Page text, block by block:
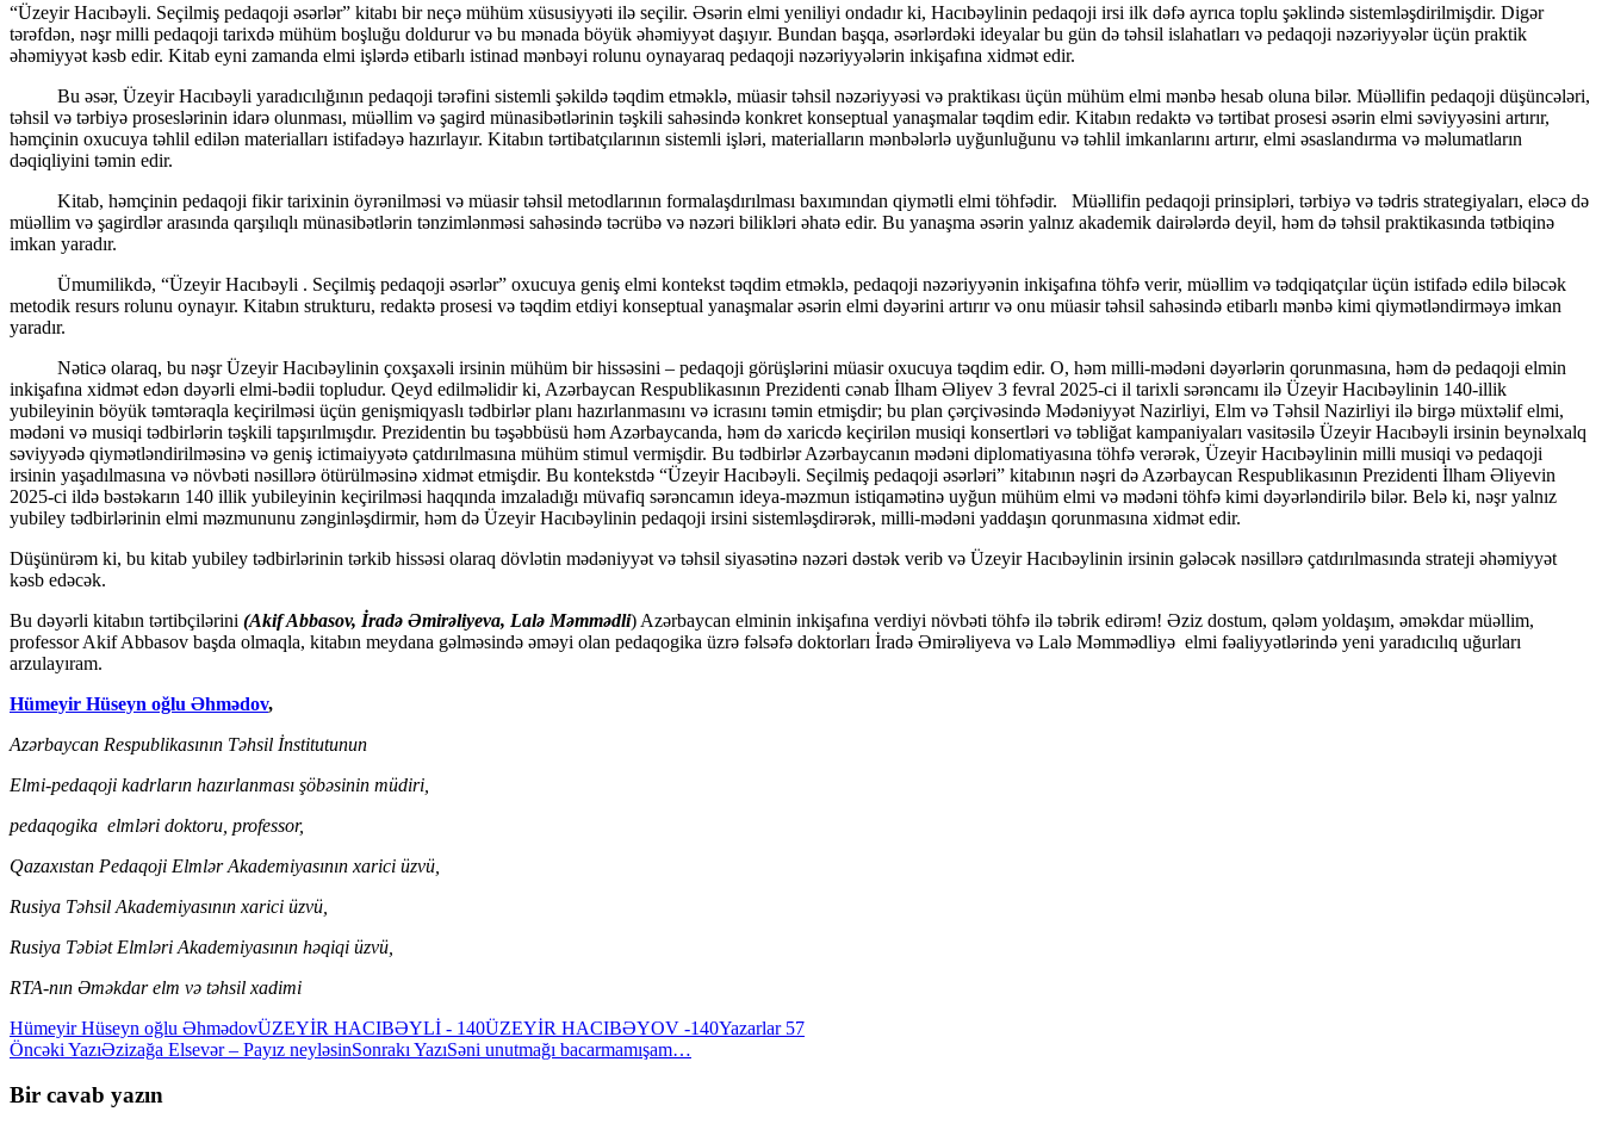
“Üzeyir Hacıbəyli. Seçilmiş pedaqoji əsərlər” kitabı bir neçə mühüm xüsusiyyəti ilə seçilir. Əsərin elmi yeniliyi ondadır ki, Hacıbəylinin pedaqoji irsi ilk dəfə ayrıca toplu şəklində sistemləşdirilmişdir. Digər
tərəfdən, nəşr milli pedaqoji tarixdə mühüm boşluğu doldurur və bu mənada böyük əhəmiyyət daşıyır. Bundan başqa, əsərlərdəki ideyalar bu gün də təhsil islahatları və pedaqoji nəzəriyyələr üçün praktik
əhəmiyyət kəsb edir. Kitab eyni zamanda elmi işlərdə etibarlı istinad mənbəyi rolunu oynayaraq pedaqoji nəzəriyyələrin inkişafına xidmət edir.
Bu əsər, Üzeyir Hacıbəyli yaradıcılığının pedaqoji tərəfini sistemli şəkildə təqdim etməklə, müasir təhsil nəzəriyyəsi və praktikası üçün mühüm elmi mənbə hesab oluna bilər. Müəllifin pedaqoji düşüncələri,
təhsil və tərbiyə proseslərinin idarə olunması, müəllim və şagird münasibətlərinin təşkili sahəsində konkret konseptual yanaşmalar təqdim edir. Kitabın redaktə və tərtibat prosesi əsərin elmi səviyyəsini artırır,
həmçinin oxucuya təhlil edilən materialları istifadəyə hazırlayır. Kitabın tərtibatçılarının sistemli işləri, materialların mənbələrlə uyğunluğunu və təhlil imkanlarını artırır, elmi əsaslandırma və məlumatların
dəqiqliyini təmin edir.
Kitab, həmçinin pedaqoji fikir tarixinin öyrənilməsi və müasir təhsil metodlarının formalaşdırılması baxımından qiymətli elmi töhfədir. Müəllifin pedaqoji prinsipləri, tərbiyə və tədris strategiyaları, eləcə də
müəllim və şagirdlər arasında qarşılıqlı münasibətlərin tənzimlənməsi sahəsində təcrübə və nəzəri bilikləri əhatə edir. Bu yanaşma əsərin yalnız akademik dairələrdə deyil, həm də təhsil praktikasında tətbiqinə
imkan yaradır.
Ümumilikdə, “Üzeyir Hacıbəyli . Seçilmiş pedaqoji əsərlər” oxucuya geniş elmi kontekst təqdim etməklə, pedaqoji nəzəriyyənin inkişafına töhfə verir, müəllim və tədqiqatçılar üçün istifadə edilə biləcək
metodik resurs rolunu oynayır. Kitabın strukturu, redaktə prosesi və təqdim etdiyi konseptual yanaşmalar əsərin elmi dəyərini artırır və onu müasir təhsil sahəsində etibarlı mənbə kimi qiymətləndirməyə imkan
yaradır.
Nəticə olaraq, bu nəşr Üzeyir Hacıbəylinin çoxşaxəli irsinin mühüm bir hissəsini – pedaqoji görüşlərini müasir oxucuya təqdim edir. O, həm milli-mədəni dəyərlərin qorunmasına, həm də pedaqoji elmin
inkişafına xidmət edən dəyərli elmi-bədii topludur. Qeyd edilməlidir ki, Azərbaycan Respublikasının Prezidenti cənab İlham Əliyev 3 fevral 2025-ci il tarixli sərəncamı ilə Üzeyir Hacıbəylinin 140-illik
yubileyinin böyük təmtəraqla keçirilməsi üçün genişmiqyaslı tədbirlər planı hazırlanmasını və icrasını təmin etmişdir; bu plan çərçivəsində Mədəniyyət Nazirliyi, Elm və Təhsil Nazirliyi ilə birgə müxtəlif elmi,
mədəni və musiqi tədbirlərin təşkili tapşırılmışdır. Prezidentin bu təşəbbüsü həm Azərbaycanda, həm də xaricdə keçirilən musiqi konsertləri və təbliğat kampaniyaları vasitəsilə Üzeyir Hacıbəyli irsinin beynəlxalq
səviyyədə qiymətləndirilməsinə və geniş ictimaiyyətə çatdırılmasına mühüm stimul vermişdir. Bu tədbirlər Azərbaycanın mədəni diplomatiyasına töhfə verərək, Üzeyir Hacıbəylinin milli musiqi və pedaqoji
irsinin yaşadılmasına və növbəti nəsillərə ötürülməsinə xidmət etmişdir. Bu kontekstdə “Üzeyir Hacıbəyli. Seçilmiş pedaqoji əsərləri” kitabının nəşri də Azərbaycan Respublikasının Prezidenti İlham Əliyevin
2025-ci ildə bəstəkarın 140 illik yubileyinin keçirilməsi haqqında imzaladığı müvafiq sərəncamın ideya-məzmun istiqamətinə uyğun mühüm elmi və mədəni töhfə kimi dəyərləndirilə bilər. Belə ki, nəşr yalnız
yubiley tədbirlərinin elmi məzmununu zənginləşdirmir, həm də Üzeyir Hacıbəylinin pedaqoji irsini sistemləşdirərək, milli-mədəni yaddaşın qorunmasına xidmət edir.
Düşünürəm ki, bu kitab yubiley tədbirlərinin tərkib hissəsi olaraq dövlətin mədəniyyət və təhsil siyasətinə nəzəri dəstək verib və Üzeyir Hacıbəylinin irsinin gələcək nəsillərə çatdırılmasında strateji əhəmiyyət
kəsb edəcək.
Bu dəyərli kitabın tərtibçilərini (Akif Abbasov, İradə Əmirəliyeva, Lalə Məmmədli) Azərbaycan elminin inkişafına verdiyi növbəti töhfə ilə təbrik edirəm! Əziz dostum, qələm yoldaşım, əməkdar müəllim,
professor Akif Abbasov başda olmaqla, kitabın meydana gəlməsində əməyi olan pedaqogika üzrə fəlsəfə doktorları İradə Əmirəliyeva və Lalə Məmmədliyə elmi fəaliyyətlərində yeni yaradıcılıq uğurları
arzulayıram.
Hümeyir Hüseyn oğlu Əhmədov,
Azərbaycan Respublikasının Təhsil İnstitutunun
Elmi-pedaqoji kadrların hazırlanması şöbəsinin müdiri,
pedaqogika elmləri doktoru, professor,
Qazaxıstan Pedaqoji Elmlər Akademiyasının xarici üzvü,
Rusiya Təhsil Akademiyasının xarici üzvü,
Rusiya Təbiət Elmləri Akademiyasının həqiqi üzvü,
RTA-nın Əməkdar elm və təhsil xadimi
Hümeyir Hüseyn oğlu ƏhmədovÜZEYİR HACIBƏYLİ - 140ÜZEYİR HACIBƏYOV -140Yazarlar 57
Yazılar
üzrə
naviqasiya
Öncəki YazıƏzizağa Elsevər – Payız neyləsinSonrakı YazıSəni unutmağı bacarmamışam…
Bir cavab yazın